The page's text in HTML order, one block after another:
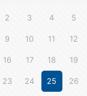
2 3 4 5
9 10 11 12
16 17 18 19
23 24 25 26